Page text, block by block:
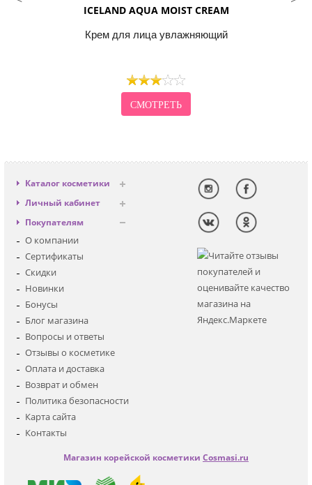
ICELAND AQUA MOIST CREAM
Крем для лица увлажняющий
СМОТРЕТЬ
Каталог косметики
Антивозрастная
Декоративная
Для глаз
Для тела
Наборы
Детская
Личный кабинет
Вход
Регистрация
Покупателям
О компании
Сертификаты
Скидки
Новинки
Бонусы
Блог магазина
Вопросы и ответы
Отзывы о косметике
Оплата и доставка
Возврат и обмен
Политика безопасности
Карта сайта
Контакты
Магазин корейской косметики Cosmasi.ru